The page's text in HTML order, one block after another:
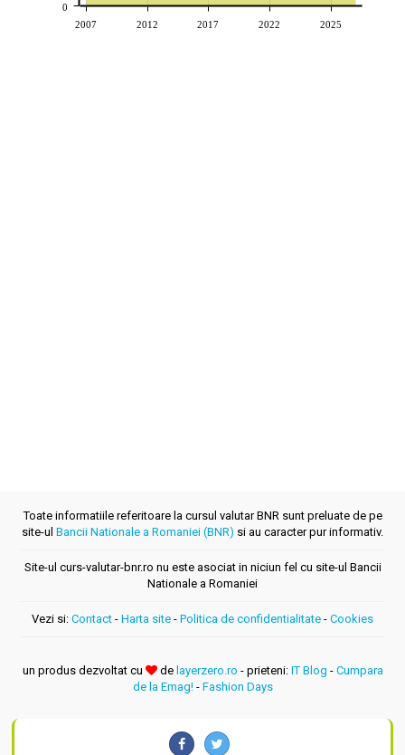
2007 2012 2017 2022 2025
0
Toate informatiile referitoare la cursul valutar BNR sunt preluate de pe
site-ul Bancii Nationale a Romaniei (BNR) si au caracter pur informativ.
Site-ul curs-valutar-bnr.ro nu este asociat in niciun fel cu site-ul Bancii
Nationale a Romaniei
Vezi si: Contact - Harta site - Politica de confidentialitate - Cookies
un produs dezvoltat cu de layerzero.ro - prieteni: IT Blog - Cumpara
de la Emag!- Fashion Days